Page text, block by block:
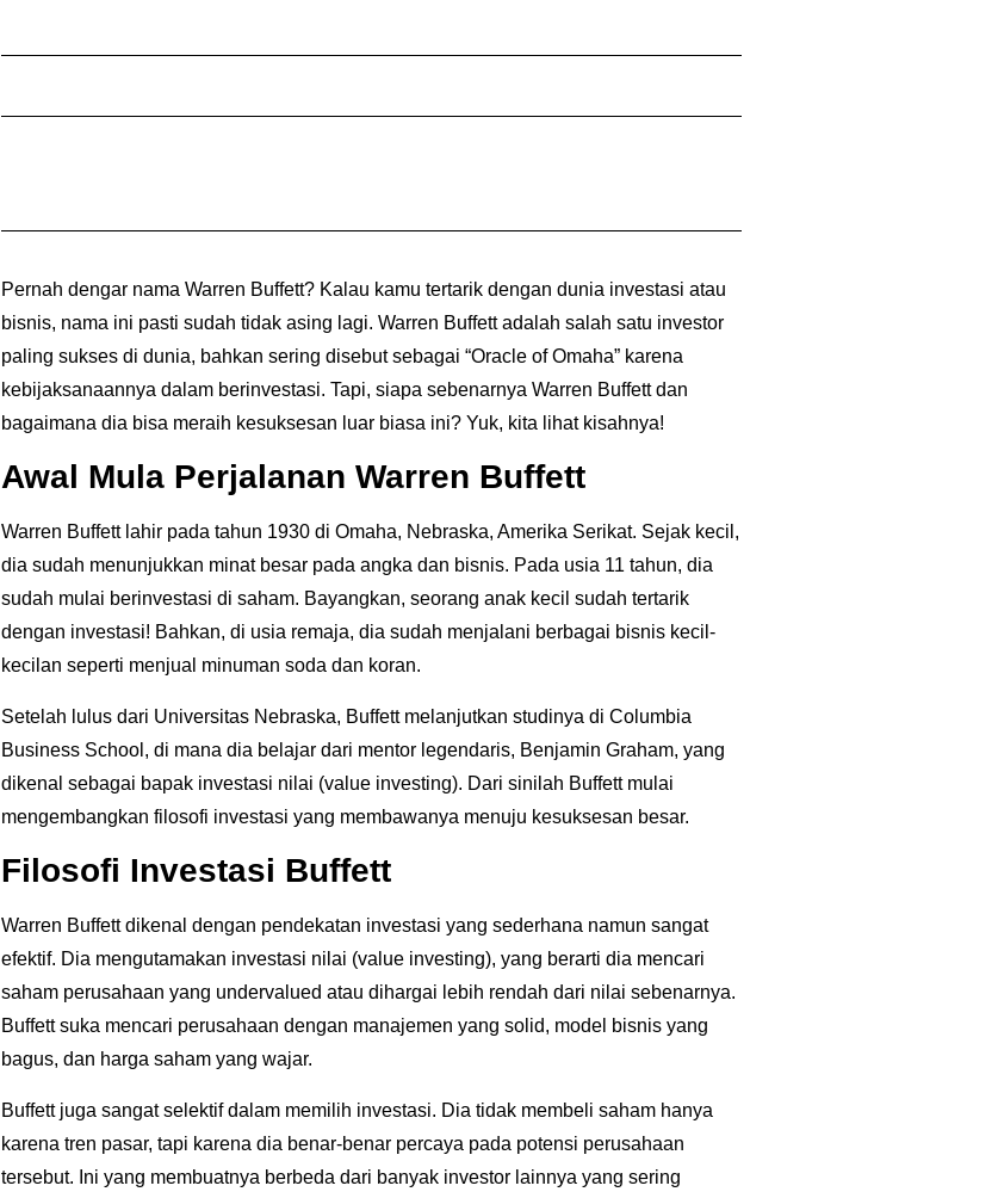
Pernah dengar nama Warren Buffett? Kalau kamu tertarik dengan dunia investasi atau
bisnis, nama ini pasti sudah tidak asing lagi. Warren Buffett adalah salah satu investor
paling sukses di dunia, bahkan sering disebut sebagai “Oracle of Omaha” karena
kebijaksanaannya dalam berinvestasi. Tapi, siapa sebenarnya Warren Buffett dan
bagaimana dia bisa meraih kesuksesan luar biasa ini? Yuk, kita lihat kisahnya!
Awal Mula Perjalanan Warren Buffett
Warren Buffett lahir pada tahun 1930 di Omaha, Nebraska, Amerika Serikat. Sejak kecil,
dia sudah menunjukkan minat besar pada angka dan bisnis. Pada usia 11 tahun, dia
sudah mulai berinvestasi di saham. Bayangkan, seorang anak kecil sudah tertarik
dengan investasi! Bahkan, di usia remaja, dia sudah menjalani berbagai bisnis kecil-
kecilan seperti menjual minuman soda dan koran.
Setelah lulus dari Universitas Nebraska, Buffett melanjutkan studinya di Columbia
Business School, di mana dia belajar dari mentor legendaris, Benjamin Graham, yang
dikenal sebagai bapak investasi nilai (value investing). Dari sinilah Buffett mulai
mengembangkan filosofi investasi yang membawanya menuju kesuksesan besar.
Filosofi Investasi Buffett
Warren Buffett dikenal dengan pendekatan investasi yang sederhana namun sangat
efektif. Dia mengutamakan investasi nilai (value investing), yang berarti dia mencari
saham perusahaan yang undervalued atau dihargai lebih rendah dari nilai sebenarnya.
Buffett suka mencari perusahaan dengan manajemen yang solid, model bisnis yang
bagus, dan harga saham yang wajar.
Buffett juga sangat selektif dalam memilih investasi. Dia tidak membeli saham hanya
karena tren pasar, tapi karena dia benar-benar percaya pada potensi perusahaan
tersebut. Ini yang membuatnya berbeda dari banyak investor lainnya yang sering